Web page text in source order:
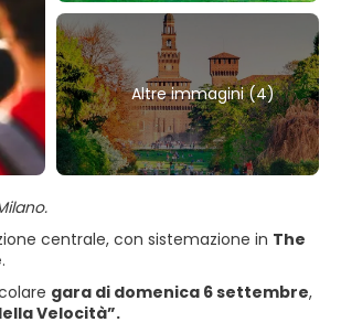
Altre immagini (4)
centrale, con sistemazione in The
.
gara di domenica 6 settembre,
Velocità”.